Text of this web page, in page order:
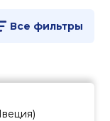
Все фильтры
)